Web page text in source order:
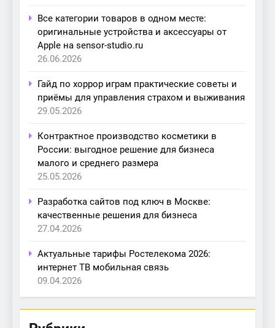
Все категории товаров в одном месте:
оригинальные устройства и аксессуары от
Apple на sensor-studio.ru
26.06.2026
Гайд по хоррор играм практические советы и
приёмы для управления страхом и выживания
29.05.2026
Контрактное производство косметики в
России: выгодное решение для бизнеса
малого и среднего размера
25.05.2026
Разработка сайтов под ключ в Москве:
качественные решения для бизнеса
27.04.2026
Актуальные тарифы Ростелекома 2026:
интернет ТВ мобильная связь
09.04.2026